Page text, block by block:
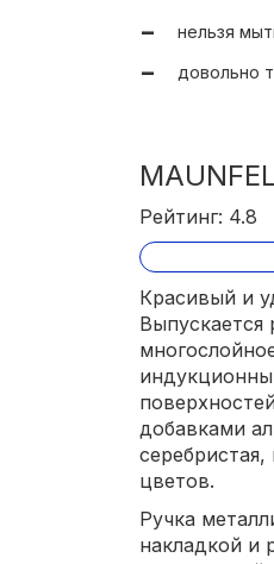
нельзя
довольно
Рейтинг: 4.8
Красивый и
Выпускается
добавками
цветов.
Ручка
накладкой и